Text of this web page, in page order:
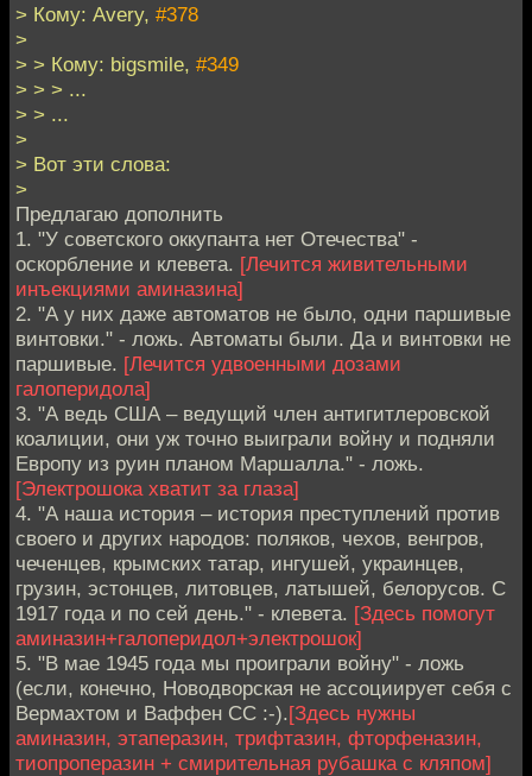
> Кому: Avery, #378
>
> > Кому: bigsmile, #349
> > > ...
> > ...
>
> Вот эти слова:
>
Предлагаю дополнить
1. "У советского оккупанта нет Отечества" -
оскорбление и клевета. [Лечится живительными
инъекциями аминазина]
2. "А у них даже автоматов не было, одни паршивые
винтовки." - ложь. Автоматы были. Да и винтовки не
паршивые. [Лечится удвоенными дозами
галоперидола]
3. "А ведь США – ведущий член антигитлеровской
коалиции, они уж точно выиграли войну и подняли
Европу из руин планом Маршалла." - ложь.
[Электрошока хватит за глаза]
4. "А наша история – история преступлений против
своего и других народов: поляков, чехов, венгров,
чеченцев, крымских татар, ингушей, украинцев,
грузин, эстонцев, литовцев, латышей, белорусов. С
1917 года и по сей день." - клевета. [Здесь помогут
аминазин+галоперидол+электрошок]
5. "В мае 1945 года мы проиграли войну" - ложь
(если, конечно, Новодворская не ассоциирует себя с
Вермахтом и Ваффен СС :-).[Здесь нужны
аминазин, этаперазин, трифтазин, фторфеназин,
тиопроперазин + смирительная рубашка с кляпом]